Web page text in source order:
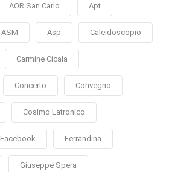
AOR San Carlo Apt
ASM Asp Caleidoscopio
Carmine Cicala
Concerto Convegno
Cosimo Latronico
Facebook Ferrandina
Giuseppe Spera